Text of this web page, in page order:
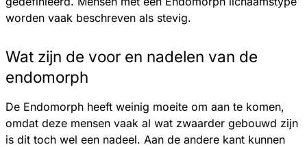
worden vaak beschreven als stevig.
Wat zijn de voor en nadelen van de
endomorph
De Endomorph heeft weinig moeite om aan te komen,
omdat deze mensen vaak al wat zwaarder gebouwd zijn
is dit toch wel een nadeel. Aan de andere kant kunnen